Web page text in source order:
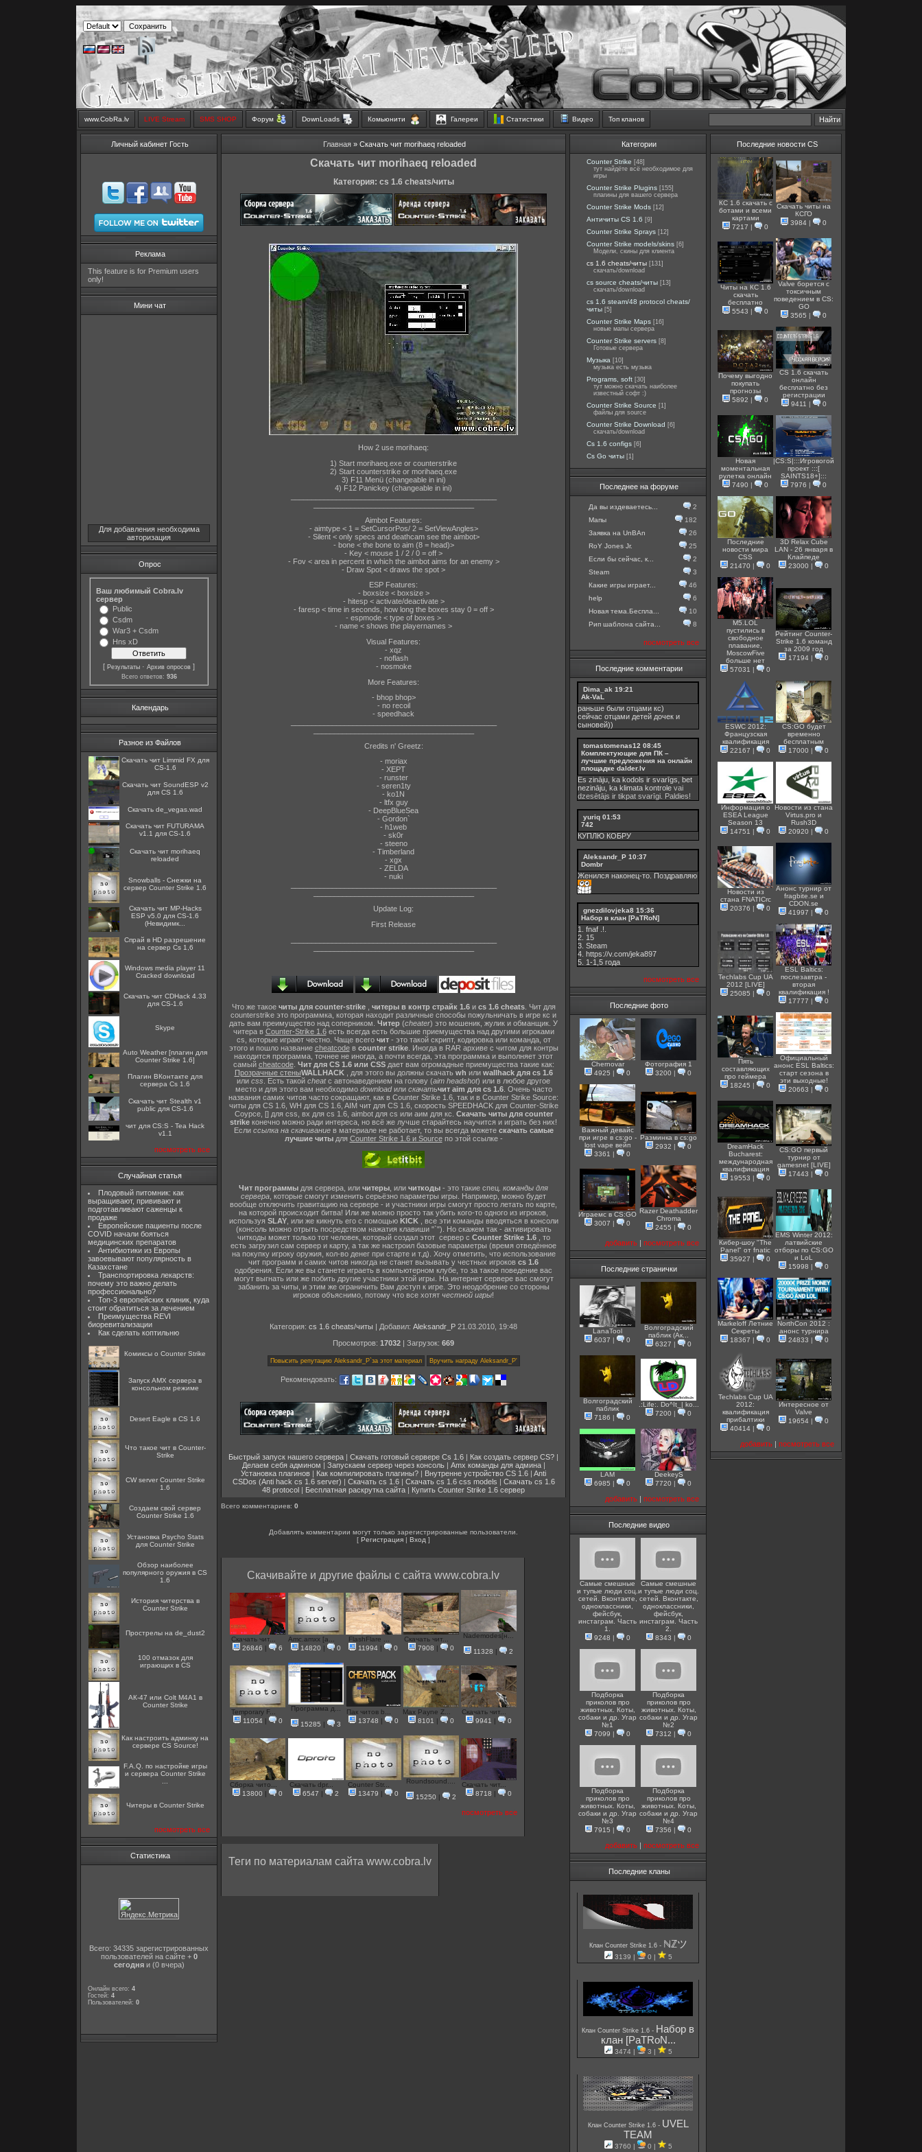
www.CobRa.lv LIVE Stream SMS SHOP Форум DownLoads Комьюнити Галереи Статистики Видео Топ кланов
Личный кабинет Гость
Реклама
This feature is for Premium users
only!
Мини чат
Для добавления необходима
авторизация
Опрос
Ваш любимый Cobra.lv
сервер
Public
Csdm
War3 + Csdm
Hns xD
[ Результаты · Архив опросов ]
Всего ответов: 936
Календарь
Разное из Файлов
Скачать чит Limmid FX для
CS-1.6
Скачать чит SoundESP v2
для CS 1.6
Скачать de_vegas.wad
Скачать чит FUTURAMA
v1.1 для CS-1.6
Скачать чит morihaeq
reloaded
Snowballs - Снежки на
сервер Counter Strike 1.6
Скачать чит MP-Hacks
ESP v5.0 для CS-1.6
(Невидимк...
Спрай в HD разрешение
на сервер Cs 1,6
Windows media player 11
Cracked download
Скачать чит CDHack 4.33
для CS-1.6
Skype
Auto Weather [плагин для
Counter Strike 1.6]
Плагин ВКонтакте для
сервера Cs 1.6
Скачать чит Stealth v1
public для CS-1.6
чит для CS:S - Tea Hack
v1.1
посмотреть все
Случайная статья
Плодовый питомник: как
выращивают, прививают и
подготавливают саженцы к
продаже
Европейские пациенты после
COVID начали бояться
медицинских препаратов
Антибиотики из Европы
завоевывают популярность в
Казахстане
Транспортировка лекарств:
почему это важно делать
профессионально?
Топ-3 европейских клиник, куда
стоит обратиться за лечением
Преимущества REVI
биоревитализации
Как сделать коптильню
Комиксы о Counter Strike
Запуск AMX сервера в
консольном режиме
Desert Eagle в CS 1.6
Что такое чит в Counter-
Strike
CW server Counter Strike
1.6
Создаем свой сервер
Counter Strike 1.6
Установка Psycho Stats
для Counter Strike
Обзор наиболее
популярного оружия в CS
1.6
История читерства в
Counter Strike
Прострелы на de_dust2
100 отмазок для
играющих в CS
АК-47 или Colt M4A1 в
Counter Strike
Как настроить админку на
сервере CS Source!
F.A.Q. по настройке игры
и сервера Counter Strike
Читеры в Counter Strike
посмотреть все
Статистика
Всего: 34335 зарегистрированных
пользователей на сайте + 0
сегодняи (0 вчера)
Онлайн всего: 4
Гостей: 4
Пользователей: 0
Главная » Скачать чит morihaeq reloaded
Скачать чит morihaeq reloaded
Категория: cs 1.6 cheats/читы
How 2 use morihaeq:
1) Start morihaeq.exe or counterstrike
2) Start counterstrike or morihaeq.exe
3) F11 Menü (changeable in ini)
4) F12 Panickey (changeable in ini)
Aimbot Features:
- aimtype < 1 = SetCursorPos/ 2 = SetViewAngles>
- Silent < only specs and deathcam see the aimbot>
- bone < the bone to aim (8 = head)>
- Key < mouse 1 / 2 / 0 = off >
- Fov < area in percent in which the aimbot aims for an enemy >
- Draw Spot < draws the spot >
ESP Features:
- boxsize < boxsize >
- hitesp < activate/deactivate >
- faresp < time in seconds, how long the boxes stay 0 = off >
- espmode < type of boxes >
- name < shows the playernames >
Visual Features:
- xqz
- noflash
- nosmoke
More Features:
- bhop bhop>
- no recoil
- speedhack
Credits n' Greetz:
- moriax
- XEPT
- runster
- seren1ty
- ko1N
- ltfx guy
- DeepBlueSea
- Gordon`
- h1web
- sk0r
- steeno
- Timberland
- xgx
- ZELDA
- nuki
Update Log:
First Release
Что же такое читы для counter-strike, читеры в контр страйк 1.6и cs 1.6 cheats. Чит для
counterstrike это программка, которая находит различные способы пожульничать в игре кс и
дать вам преимущество над соперником. Читер (cheater) это мошеник, жулик и обманщик. У
читера в Counter-Strike 1.6есть всегда есть большие приемущества над другими игроками
cs, которые играют честно. Чаще всего чит- это такой скрипт, кодировка или команда, от
этого и пошло название cheatcodeв counter strike. Иногда в RAR архиве с читом для контры
находится программа, точнее не иногда, а почти всегда, эта программка и выполняет этот
самый cheatcode. Чит для CS 1.6 или CSSдает вам огромадные приемущества такие как:
Прозрачные стеныWALLHACK , для этого вы должны скачать wh или wallhack для cs 1.6
или css . Есть такой cheatс автонаведением на голову (aim headshot) или в любое другое
место и для этого вам необходимо downloadили скачатьчит aim для cs 1.6. Очень часто
названия самих читов часто сокращают, как в Counter Strike 1.6, так и в Counter Strike Source:
читы для CS 1.6, WH для CS 1.6, AIM чит для CS 1.6, скорость SPEEDHACK для Counter-Strike
Соурсе, [] для css, вх для cs 1.6, aimbot для cs или аим для кс. Скачать читы для counter
strike конечно можно ради интереса, но всё же лучше старайтесь научится и играть без них!
Если ссылка на скачиваниев материале не работает, то вы всегда можете скачать самые
лучшие читыдля Counter Strike 1.6 и Sourceпо этой ссылке -
Чит программы для сервера, или читеры , или читкоды - это такие спец. команды для
сервера , которые смогут изменить серьёзно параметры игры. Например, можно будет
вообще отключить гравитацию на сервере - и участники игры смогут просто летать по карте,
на которой происходит битва! Или же можно просто так убить кого-то одного из игроков,
используя SLAY, или же кикнуть его с помощью KICK , все эти команды вводяться в консоли
(консоль можно отрыть посредством нажатия клавиши "`"). Но скажем так - активировать
читкоды может только тот человек, который создал этот сервер с Counter Strike 1.6, то
есть загрузил сам сервер и карту, а так же настроил базовые параметры (время отведённое
на покупку игроку оружия, кол-во денег при старте и т.д). Хочу отметить, что использование
чит программ и самих читов никогда не станет вызывать у честных игроков cs 1.6
одобрения. Если же вы станете играеть в компьютерном клубе, то за такое поведение вас
могут выгнать или же побить другие участники этой игры. На интернет сервере вас смогут
забанить за читы, и этим же ограничить Вам доступ к игре. Это неодобрение со стороны
игроков объяснимо, потому что все хотят честной игры!
Категория: cs 1.6 cheats/читы | Добавил: Aleksandr_P 21.03.2010, 19:48
Просмотров: 17032 | Загрузок: 669
Рекомендовать:
Быстрый запуск нашего сервера | Скачать готовый сервере Cs 1.6 | Как создать сервер CS? |
Делаем себя админом | Запускаем сервер через консоль| Amx команды для админа|
Установка плагинов | Как компилировать плагины? | Внутренне устройство CS 1.6 | Anti
CSDos (Anti hack cs 1.6 server) | Скачать cs 1.6| Скачать cs 1.6 css models | Скачать cs 1.6
48 protocol | Бесплатная раскрутка сайта | Купить Counter Strike 1.6 сервер
Всего комментариев: 0
Добавлять комментарии могут только зарегистрированные пользователи.
[ Регистрация | Вход ]
Скачивайте и другие файлы с сайта www.cobra.lv
Скачать чит...
26846 | 6
Amc.amxx [a...
14820 | 0
FlashFlare ...
11994 | 0
Скачать чит...
7908 | 0
Nademodes[н...
11328 | 2
Temporary F...
11054| 0
Программа д...
15285 | 3
Пак читов b...
13748 | 0
Max Payne Z...
8101 | 0
Скачать чит...
9941 | 0
Сборка чито...
13800 | 0
Скачать dpr...
6547 | 2
Counter Str...
13479 | 0
Roundsound....
15250 | 2
Скачать чит...
8718 | 0
посмотреть все
Теги по материалам сайта www.cobra.lv
Категории
Counter Strike [48]
тут найдёте всё необходимое для
игры
Counter Strike Plugins [155]
плагины для вашего сервера
Counter Strike Mods [12]
Античиты CS 1.6 [9]
Counter Strike Sprays [12]
Counter Strike models/skins [6]
Модели, скины для клиента
cs 1.6 cheats/читы [131]
скачать/download
cs source cheats/читы [13]
скачать/download
cs 1.6 steam/48 protocol cheats/
читы [5]
Counter Strike Maps [16]
новые мапы сервера
Counter Strike servers [8]
Готовые сервера
Музыка [10]
музыка есть музыка
Programs, soft [30]
тут можно скачать наиболее
известный софт :)
Counter Strike Source [1]
файлы для source
Counter Strike Download [6]
скачать/download
Cs 1.6 configs [6]
Cs Go читы [1]
Последнее на форуме
Да вы издеваетесь...
2
Мапы
182
Заявка на UnBAn
26
RoY Jones Jr.
25
Если бы сейчас, к...
2
Steam
3
Какие игры играет...
46
help
6
Новая тема.Беспла...
10
Рип шаблона сайта...
8
посмотреть все
Последние комментарии
Dima_ak 19:21
Ak-VaL
раньше были отцами кс)
сейчас отцами детей дочек и
сыновей))
tomastomenas12 08:45
Комплектующие для ПК –
лучшие предложения на онлайн
площадке dalder.lv
Es zināju, ka kodols ir svarīgs, bet
nezināju, ka klimata kontrole vai
dzesētājs ir tikpat svarīgi. Paldies!
yuriq 01:53
742
КУПЛЮ КОБРУ
Aleksandr_P 10:37
Dombr
Женился наконец-то. Поздравляю
gnezdilovjeka8 15:36
Набор в клан [PaTRoN]
1. fnaf .!.
2. 15
3. Steam
4. https://v.com/jeka897
5. 1-1,5 годa
посмотреть все
Последние фото
Chernovar
4925 | 0
Фотография 1
3200 | 0
Важный девайс
при игре в cs:go -
lost vape вейп
3361 | 0
Разминка в cs:go
2932 | 0
Играемс в CS:GO
3007 | 0
Razer Deathadder
Chroma
2455 | 0
добавить | посмотреть все
Последние странички
LanaTool
6037 | 0
Волгоградский
паблик (Ак...
6327 | 0
Волгоградский
паблик
7186 | 0
.:Life:. Do^It_| ko...
7200 | 0
LAM
6985 | 0
DeekeyS
7720 | 0
добавить | посмотреть все
Последние видео
Самые смешные
и тупые люди соц.
сетей. Вконтакте,
одноклассники,
фейсбук,
инстаграм. Часть
1.
9248 | 0
Самые смешные
и тупые люди соц.
сетей. Вконтакте,
одноклассники,
фейсбук,
инстаграм. Часть
2.
8343 | 0
Подборка
приколов про
животных. Коты,
собаки и др. Угар
№1
7099 | 0
Подборка
приколов про
животных. Коты,
собаки и др. Угар
№2
7312 | 0
Подборка
приколов про
животных. Коты,
собаки и др. Угар
№3
7915 | 0
Подборка
приколов про
животных. Коты,
собаки и др. Угар
№4
7356 | 0
добавить | посмотреть все
Последние кланы
Клан Counter Strike 1.6 - ℕℤツ
3139 | 0 | 5
Клан Counter Strike 1.6 - Набор в
клан [PaTRoN...
3474 | 3 | 5
Клан Counter Strike 1.6 - UVEL
TEAM
3760 | 0 | 5
Последние новости CS
КС 1.6 скачать с
ботами и всеми
картами
7217 | 0
Скачать читы на
КСГО
3984 | 0
Читы на КС 1.6
скачать
бесплатно
5543 | 0
Valve борется с
токсичным
поведением в CS:
GO
3565 | 0
Почему выгодно
покупать
прогнозы
5892 | 0
CS 1.6 скачать
онлайн
бесплатно без
регистрации
9411 | 0
Новая
моментальная
рулетка онлайн
7490 | 0
|CS:S|:::Игровогой
проект :::[
SAINTS18+]:::
7976 | 0
Последние
новости мира
CSS
21470 | 0
3D Relax Cube
LAN - 26 января в
Клайпеде
23000 | 0
M5.LOL
пустились в
свободное
плавание,
MoscowFive
больше нет
57031 | 0
Рейтинг Counter-
Strike 1.6 команд
за 2009 год
17194 | 0
ESWC 2012:
Французская
квалификация
22167 | 0
CS:GO будет
временно
бесплатным
17000 | 0
Информация о
ESEA League
Season 13
14751 | 0
Новости из стана
Virtus.pro и
Rush3D
20920 | 0
Новости из
стана FNATICrc
20376 | 0
Анонс турнир от
fragbite.se и
СDON.se
41997 | 0
Techlabs Cup UA
2012 [LIVE]
25085 | 0
ESL Baltics:
послезавтра -
вторая
квалификация !
17777 | 0
Пять
составляющих
про геймера
18245 | 0
Официальный
анонс ESL Baltics:
старт сезона в
эти выходные!
20663 | 0
DreamHack
Bucharest:
международная
квалификация
19553 | 0
CS:GO первый
турнир от
gamesnet [LIVE]
17443 | 0
Кибер-шоу "The
Panel" от fnatic
35927 | 0
EMS Winter 2012:
латвийские
отборы по CS:GO
и LoL
15998 | 0
Markeloff Летние
Секреты
18367 | 0
NorthCon 2012 :
анонс турнира
24833 | 0
Techlabs Cup UA
2012:
квалификация
прибалтики
40414 | 0
Интересное от
Valve
19654 | 0
добавить | посмотреть все